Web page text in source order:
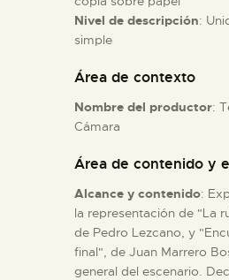
ESPAÑOL
Nivel de descripción:
simple
Área de contexto
Nombre del productor:
Cámara
Área de contenido y
Alcance y contenido:
la representación de "La
de Pedro Lezcano, y
final", de Juan Marrero
general del escenario.